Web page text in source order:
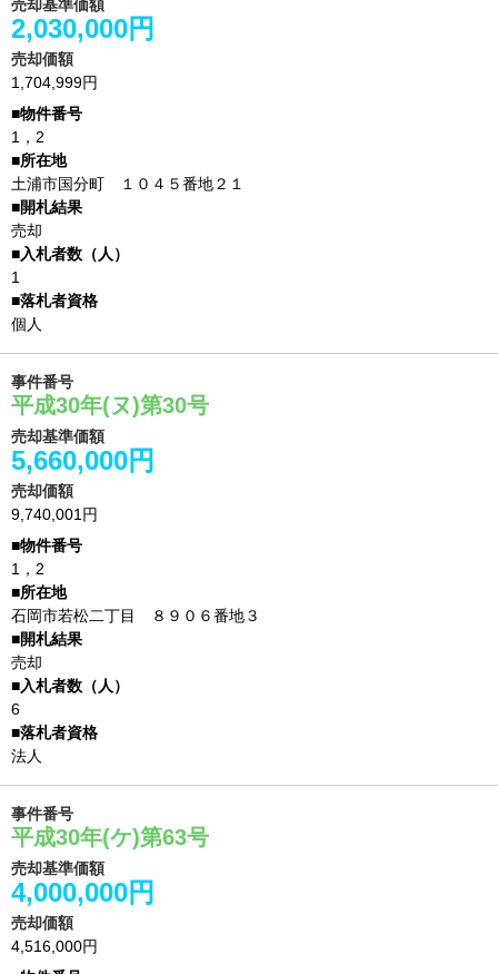
売却基準価額
2,030,000円
売却価額
1,704,999円
1，2
土浦市国分町 １０４５番地２１
売却
1
個人
事件番号
平成30年(ヌ)第30号
売却基準価額
5,660,000円
売却価額
9,740,001円
1，2
石岡市若松二丁目 ８９０６番地３
売却
6
法人
事件番号
平成30年(ケ)第63号
売却基準価額
4,000,000円
売却価額
4,516,000円